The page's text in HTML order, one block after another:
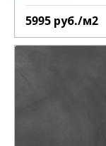
5995 руб./м2